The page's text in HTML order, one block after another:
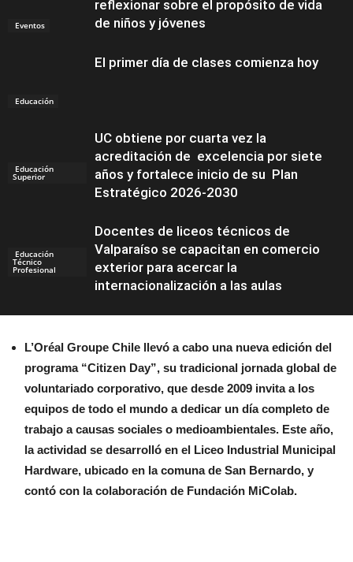
Eventos
reflexionar sobre el propósito de vida
de niños y jóvenes
Educación
El primer día de clases comienza hoy
Educación
Superior
UC obtiene por cuarta vez la
acreditación de excelencia por siete
años y fortalece inicio de su Plan
Estratégico 2026-2030
Educación
Técnico
Profesional
Docentes de liceos técnicos de
Valparaíso se capacitan en comercio
exterior para acercar la
internacionalización a las aulas
L’Oréal Groupe Chile llevó a cabo una nueva edición del
programa “Citizen Day”, su tradicional jornada global de
voluntariado corporativo, que desde 2009 invita a los
equipos de todo el mundo a dedicar un día completo de
trabajo a causas sociales o medioambientales. Este año,
la actividad se desarrolló en el Liceo Industrial Municipal
Hardware, ubicado en la comuna de San Bernardo, y
contó con la colaboración de Fundación MiColab.